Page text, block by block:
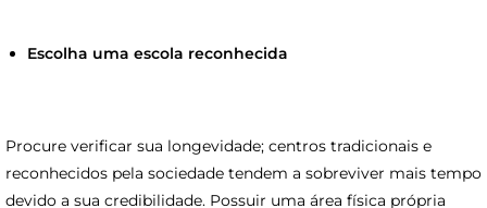
Escolha uma escola reconhecida
Procure verificar sua longevidade; centros tradicionais e
reconhecidos pela sociedade tendem a sobreviver mais tempo
devido a sua credibilidade. Possuir uma área física própria